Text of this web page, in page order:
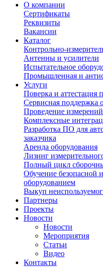
О компании
Сертификаты
Реквизиты
Вакансии
Каталог
Контрольно-
Антенны и усилители
Испытательное
Промышленная и
Услуги
Поверка и аттестация
Сервисная поддержка
Проведение измерений
Комплексные
Разработка ПО для
заказчика
Аренда оборудования
Лизинг
Полный цикл
Обучение безопасной
оборудованием
Выкуп
Партнеры
Проекты
Новости
Новости
Мероприятия
Статьи
Видео
Контакты